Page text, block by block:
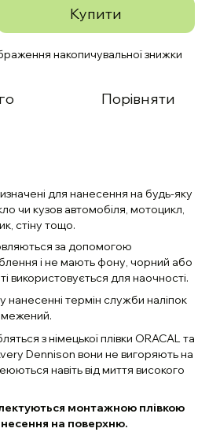
Купити
накопичувальної знижки
Порівняти
для нанесення на будь-яку
чи кузов автомобіля, мотоцикл,
стіну тощо.
за допомогою
і не мають фону, чорний або
використовується для наочності.
нанесенні термін служби наліпок
з німецької плівки ORACAL та
Dennison вони не вигоряють на
навіть від миття високого
монтажною плівкою
на поверхню.